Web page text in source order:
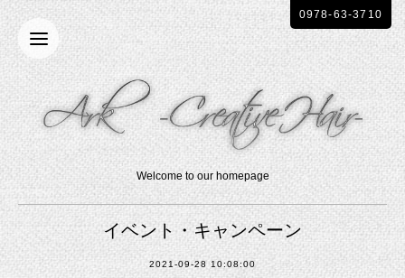
Welcome to our homepage
0978-63-3710
イベント・キャンペーン
2021-09-28 10:08:00